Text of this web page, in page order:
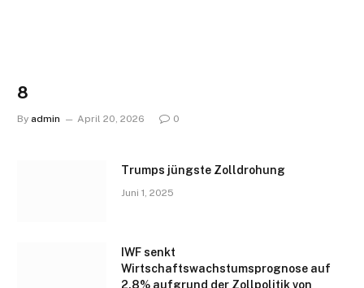
8
By admin April 20, 2026 0
Trumps jüngste Zolldrohung
Juni 1, 2025
IWF senkt
Wirtschaftswachstumsprognose auf
2,8% aufgrund der Zollpolitik von